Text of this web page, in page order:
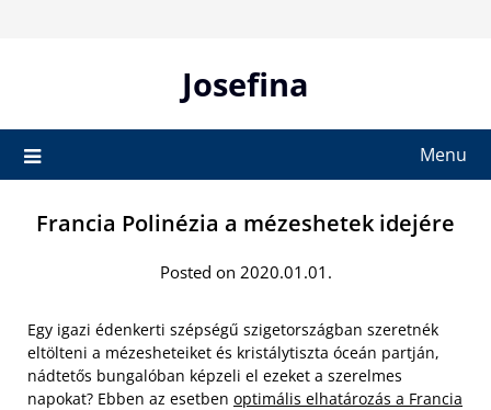
Josefina
Menu
Francia Polinézia a mézeshetek idejére
Posted on 2020.01.01.
Egy igazi édenkerti szépségű szigetországban szeretnék
eltölteni a mézesheteiket és kristálytiszta óceán partján,
nádtetős bungalóban képzeli el ezeket a szerelmes
napokat? Ebben az esetben optimális elhatározás a Francia